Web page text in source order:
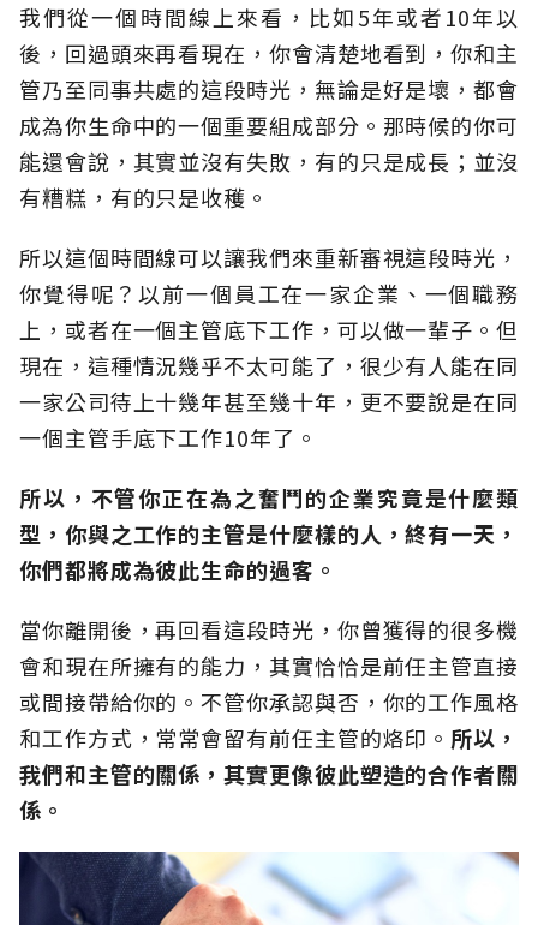
我們從一個時間線上來看，比如5年或者10年以
後，回過頭來再看現在，你會清楚地看到，你和主
管乃至同事共處的這段時光，無論是好是壞，都會
成為你生命中的一個重要組成部分。那時候的你可
能還會說，其實並沒有失敗，有的只是成長；並沒
有糟糕，有的只是收穫。
所以這個時間線可以讓我們來重新審視這段時光，
你覺得呢？以前一個員工在一家企業、一個職務
上，或者在一個主管底下工作，可以做一輩子。但
現在，這種情況幾乎不太可能了，很少有人能在同
一家公司待上十幾年甚至幾十年，更不要說是在同
一個主管手底下工作10年了。
所以，不管你正在為之奮鬥的企業究竟是什麼類
型，你與之工作的主管是什麼樣的人，終有一天，
你們都將成為彼此生命的過客。
當你離開後，再回看這段時光，你曾獲得的很多機
會和現在所擁有的能力，其實恰恰是前任主管直接
或間接帶給你的。不管你承認與否，你的工作風格
和工作方式，常常會留有前任主管的烙印。 所以，
我們和主管的關係，其實更像彼此塑造的合作者關
係。